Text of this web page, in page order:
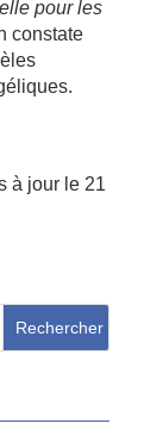
pour les
constate
à jour le 21